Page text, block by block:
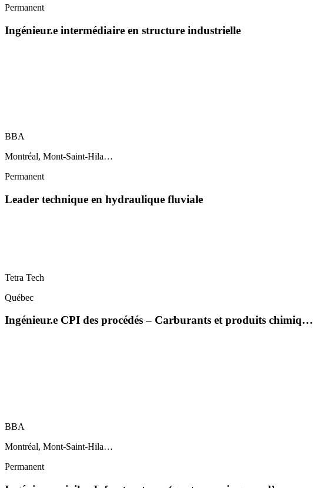
Permanent
Ingénieur.e intermédiaire en structure industrielle
BBA
Montréal, Mont-Saint-Hila…
Permanent
Leader technique en hydraulique fluviale
Tetra Tech
Québec
Ingénieur.e CPI des procédés – Carburants et produits chimiq…
BBA
Montréal, Mont-Saint-Hila…
Permanent